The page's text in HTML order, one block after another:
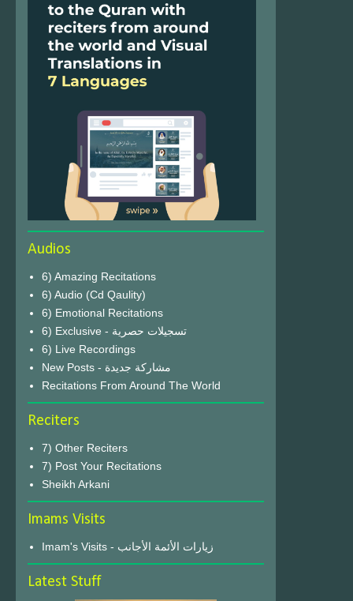
Audios
6) Amazing Recitations
6) Audio (Cd Qaulity)
6) Emotional Recitations
6) Exclusive - تسجيلات حصرية
6) Live Recordings
New Posts - مشاركة جديدة
Recitations From Around The World
Reciters
7) Other Reciters
7) Post Your Recitations
Sheikh Arkani
Imams Visits
Imam's Visits - زيارات الأئمة الأجانب
Latest Stuff